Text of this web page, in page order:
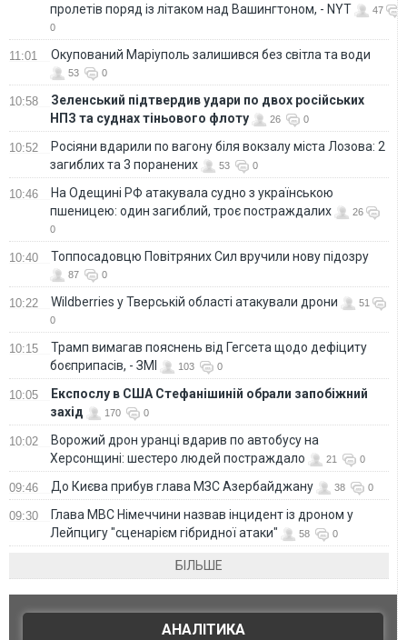
пролетів поряд із літаком над Вашингтоном, - NYT
47
0
11:01 Окупований Маріуполь залишився без світла та води
53 0
10:58
Зеленський підтвердив удари по двох російських
НПЗ та суднах тіньового флоту
26 0
10:52
Росіяни вдарили по вагону біля вокзалу міста Лозова: 2
загиблих та 3 поранених
53 0
10:46
На Одещині РФ атакувала судно з українською
пшеницею: один загиблий, троє постраждалих
26
0
10:40 Топпосадовцю Повітряних Сил вручили нову підозру
87 0
10:22 Wildberries у Тверській області атакували дрони
51
0
10:15
Трамп вимагав пояснень від Гегсета щодо дефіциту
боєприпасів, - ЗМІ
103 0
10:05
Експослу в США Стефанішиній обрали запобіжний
захід
170 0
10:02
Ворожий дрон уранці вдарив по автобусу на
Херсонщині: шестеро людей постраждало
21 0
09:46 До Києва прибув глава МЗС Азербайджану 38 0
09:30
Глава МВС Німеччини назвав інцидент із дроном у
Лейпцигу "сценарієм гібридної атаки"
58 0
БІЛЬШЕ
АНАЛІТИКА